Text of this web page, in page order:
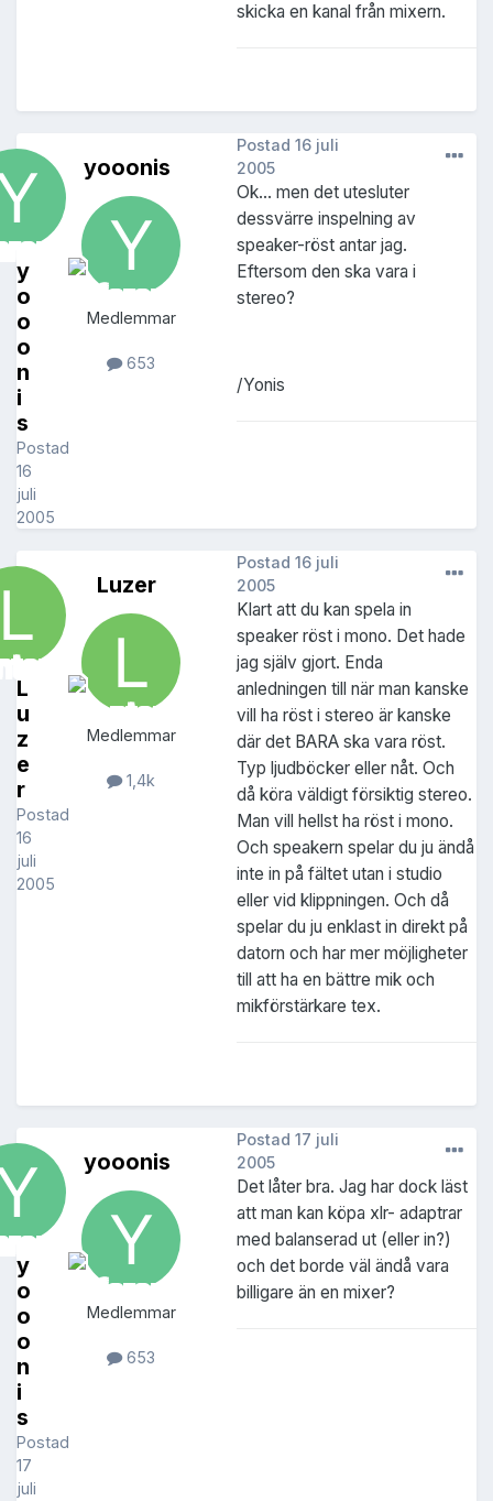
skicka en kanal från mixern.
y
o
o
o
n
i
s
Postad
16
juli
2005
yooonis
Medlemmar
653
Postad 16 juli
2005
Ok... men det utesluter
dessvärre inspelning av
speaker-röst antar jag.
Eftersom den ska vara i
stereo?
/Yonis
L
u
z
e
r
Postad
16
juli
2005
Luzer
Medlemmar
1,4k
Postad 16 juli
2005
Klart att du kan spela in
speaker röst i mono. Det hade
jag själv gjort. Enda
anledningen till när man kanske
vill ha röst i stereo är kanske
där det BARA ska vara röst.
Typ ljudböcker eller nåt. Och
då köra väldigt försiktig stereo.
Man vill hellst ha röst i mono.
Och speakern spelar du ju ändå
inte in på fältet utan i studio
eller vid klippningen. Och då
spelar du ju enklast in direkt på
datorn och har mer möjligheter
till att ha en bättre mik och
mikförstärkare tex.
y
o
o
o
n
i
s
Postad
17
juli
yooonis
Medlemmar
653
Postad 17 juli
2005
Det låter bra. Jag har dock läst
att man kan köpa xlr- adaptrar
med balanserad ut (eller in?)
och det borde väl ändå vara
billigare än en mixer?